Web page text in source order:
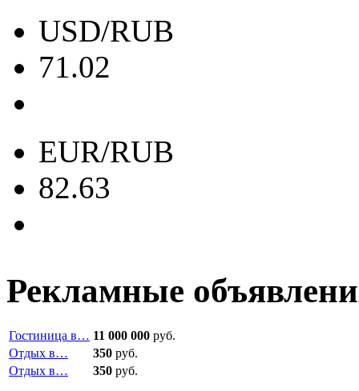
USD/RUB
71.02
EUR/RUB
82.63
Рекламные
Гостиница в… 11 000 000 руб.
Отдых в…
350 руб.
Отдых в…
350 руб.